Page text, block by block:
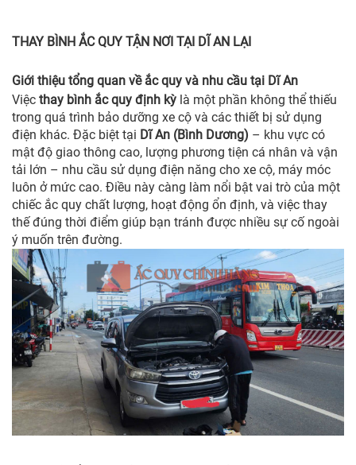
THAY BÌNH ẮC QUY TẬN NƠI TẠI DĨ AN LẠI
Giới thiệu tổng quan về ắc quy và nhu cầu tại Dĩ An
Việc thay bình ắc quy định kỳ là một phần không thể thiếu
trong quá trình bảo dưỡng xe cộ và các thiết bị sử dụng
điện khác. Đặc biệt tại Dĩ An (Bình Dương) – khu vực có
mật độ giao thông cao, lượng phương tiện cá nhân và vận
tải lớn – nhu cầu sử dụng điện năng cho xe cộ, máy móc
luôn ở mức cao. Điều này càng làm nổi bật vai trò của một
chiếc ắc quy chất lượng, hoạt động ổn định, và việc thay
thế đúng thời điểm giúp bạn tránh được nhiều sự cố ngoài
ý muốn trên đường.